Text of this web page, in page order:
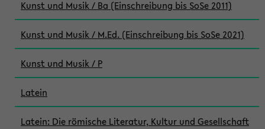
Kunst und Musik / Ba (Einschreibung bis SoSe 2011)
Kunst und Musik / M.Ed. (Einschreibung bis SoSe 2021)
Kunst und Musik / P
Latein
Latein: Die römische Literatur, Kultur und Gesellschaft